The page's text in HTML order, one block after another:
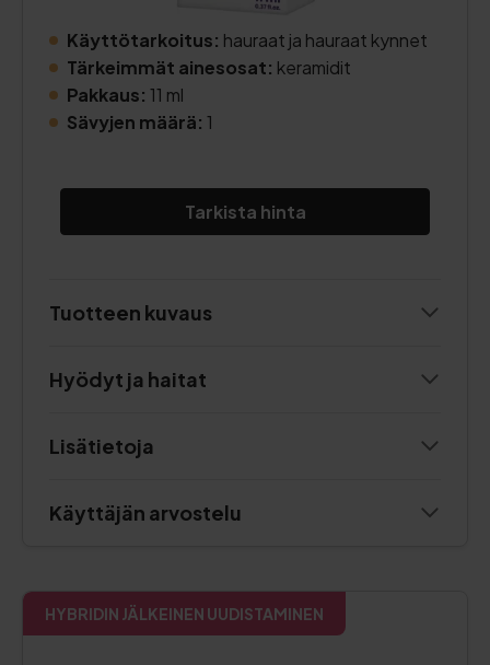
Käyttötarkoitus: hauraat ja hauraat kynnet
Tärkeimmät ainesosat: keramidit
Pakkaus: 11 ml
Sävyjen määrä: 1
Tarkista hinta
Tuotteen kuvaus
Hyödyt ja haitat
Lisätietoja
Käyttäjän arvostelu
HYBRIDIN JÄLKEINEN UUDISTAMINEN